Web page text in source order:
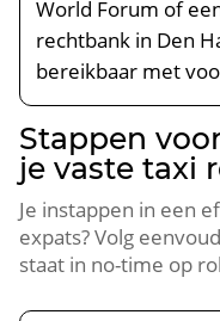
World Forum of
rechtbank in Den
bereikbaar met
Stappen
je vaste taxi
Je instappen in een
expats? Volg
staat in no-time op